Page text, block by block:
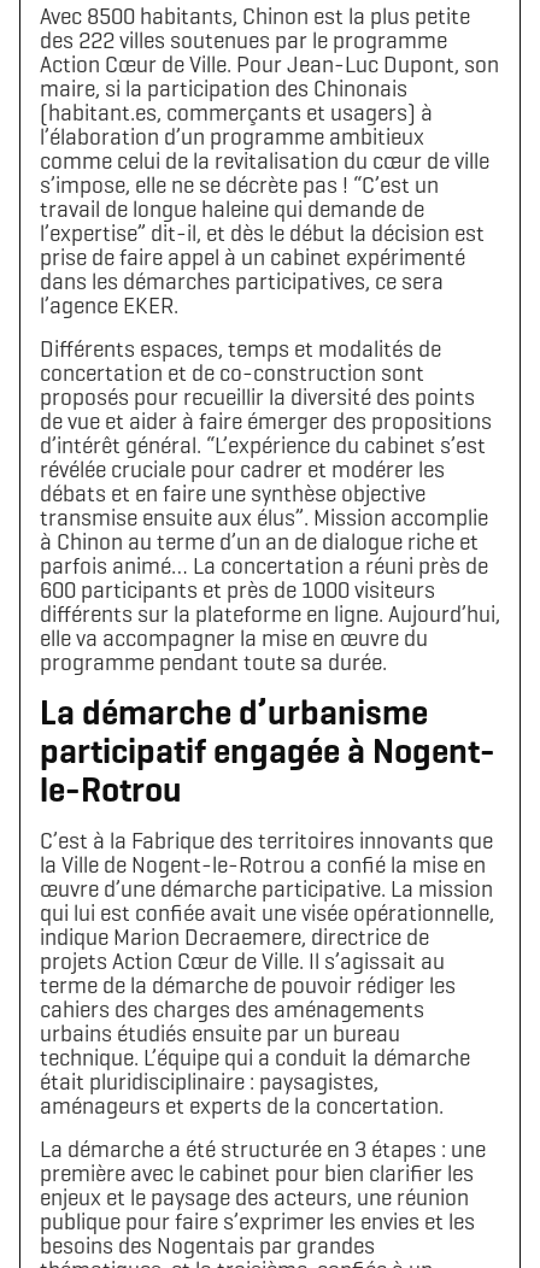
Avec 8500 habitants, Chinon est la plus petite
des 222 villes soutenues par le programme
Action Cœur de Ville. Pour Jean-Luc Dupont, son
maire, si la participation des Chinonais
(habitant.es, commerçants et usagers) à
l’élaboration d’un programme ambitieux
comme celui de la revitalisation du cœur de ville
s’impose, elle ne se décrète pas ! “C’est un
travail de longue haleine qui demande de
l’expertise” dit-il, et dès le début la décision est
prise de faire appel à un cabinet expérimenté
dans les démarches participatives, ce sera
l’agence EKER.
Différents espaces, temps et modalités de
concertation et de co-construction sont
proposés pour recueillir la diversité des points
de vue et aider à faire émerger des propositions
d’intérêt général. “L’expérience du cabinet s’est
révélée cruciale pour cadrer et modérer les
débats et en faire une synthèse objective
transmise ensuite aux élus”. Mission accomplie
à Chinon au terme d’un an de dialogue riche et
parfois animé… La concertation a réuni près de
600 participants et près de 1000 visiteurs
différents sur la plateforme en ligne. Aujourd’hui,
elle va accompagner la mise en œuvre du
programme pendant toute sa durée.
La démarche d’urbanisme
participatif engagée à Nogent-
le-Rotrou
C’est à la Fabrique des territoires innovants que
la Ville de Nogent-le-Rotrou a confié la mise en
œuvre d’une démarche participative. La mission
qui lui est confiée avait une visée opérationnelle,
indique Marion Decraemere, directrice de
projets Action Cœur de Ville. Il s’agissait au
terme de la démarche de pouvoir rédiger les
cahiers des charges des aménagements
urbains étudiés ensuite par un bureau
technique. L’équipe qui a conduit la démarche
était pluridisciplinaire : paysagistes,
aménageurs et experts de la concertation.
La démarche a été structurée en 3 étapes : une
première avec le cabinet pour bien clarifier les
enjeux et le paysage des acteurs, une réunion
publique pour faire s’exprimer les envies et les
besoins des Nogentais par grandes